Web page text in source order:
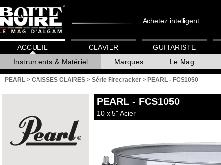
Achetez intelligent...
ACCUEIL
Instruments & Matériel
Marques Le Mag
CLAVIER GUITARISTE
PEARL > CAISSES CLAIRES > Série Firecracker > PEARL - FCS1050
PEARL - FCS1050
10 x 5" Acier